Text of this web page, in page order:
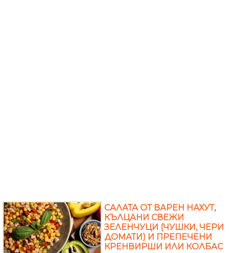
САЛАТА ОТ ВАРЕН НАХУТ,
КЪЛЦАНИ СВЕЖИ
ЗЕЛЕНЧУЦИ (ЧУШКИ, ЧЕРИ
ДОМАТИ) И ПРЕПЕЧЕНИ
КРЕНВИРШИ ИЛИ КОЛБАС